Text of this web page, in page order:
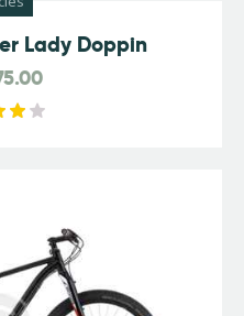
Lady Doppin